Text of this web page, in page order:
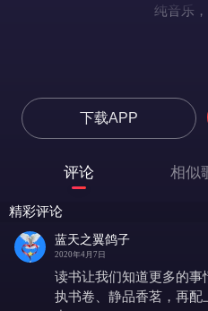
纯音乐
下载APP
评论 相似
精彩评论
蓝天之翼鸽子
2020年4月7日
读书让我们知道更多的
执书卷、静品香茗，再